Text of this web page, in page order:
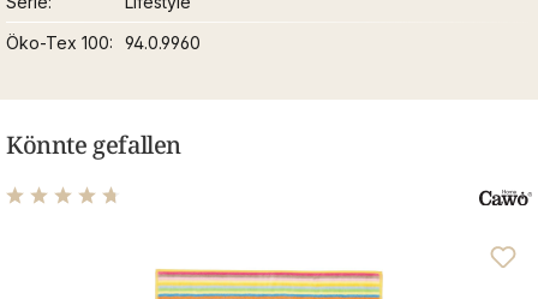
Öko-Tex 100
94.0.9960
Könnte gefallen